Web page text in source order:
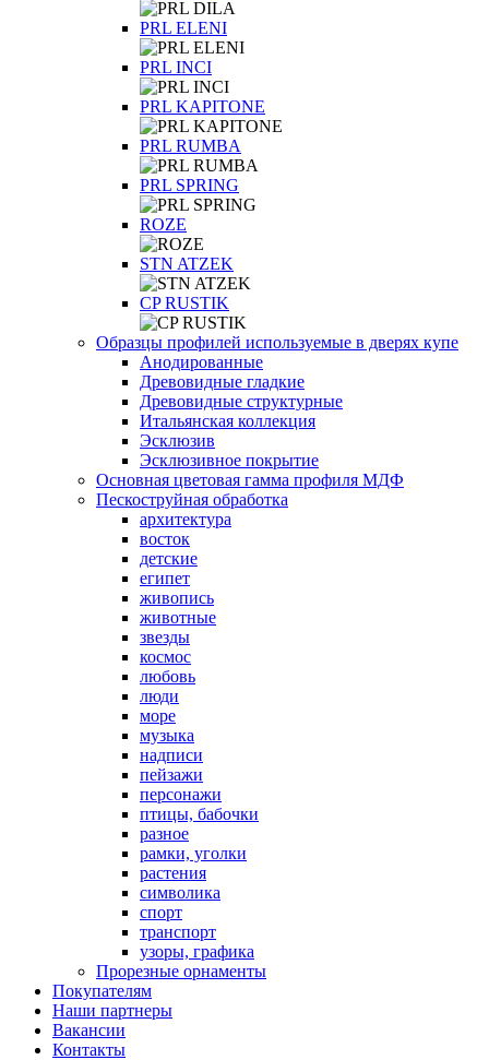
PRL ELENI
PRL INCI
PRL KAPITONE
PRL RUMBA
PRL SPRING
ROZE
STN ATZEK
СP RUSTIK
Образцы профилей используемые в дверях купе
Анодированные
Древовидные гладкие
Древовидные структурные
Итальянская коллекция
Эсклюзив
Эсклюзивное покрытие
Основная цветовая гамма профиля МДФ
Пескоструйная обработка
архитектура
восток
детские
египет
живопись
животные
звезды
космос
любовь
люди
море
музыка
надписи
пейзажи
персонажи
птицы, бабочки
разное
рамки, уголки
растения
символика
спорт
транспорт
узоры, графика
Прорезные орнаменты
Покупателям
Наши партнеры
Вакансии
Контакты